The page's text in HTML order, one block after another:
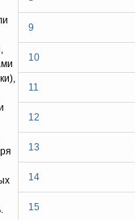
9
10
11
12
13
14
15